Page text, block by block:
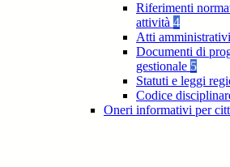
Riferimenti
attività 4
Atti
Documenti di
gestionale 5
Statuti e leggi
Codice
Oneri informativi per